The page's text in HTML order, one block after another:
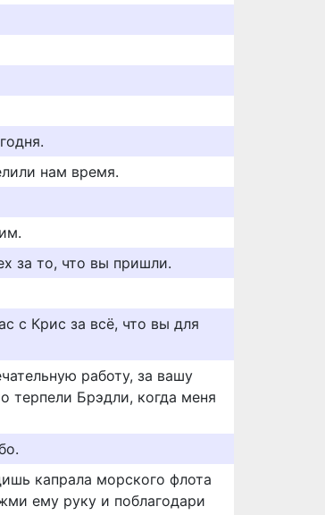
нам время.
за то, что вы пришли.
с Крис за всё, что вы для
работу, за вашу
терпели Брэдли, когда меня
капрала морского флота
ему руку и поблагодари